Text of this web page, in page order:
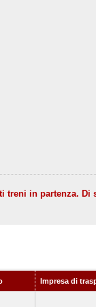
treni in partenza.
Impresa di